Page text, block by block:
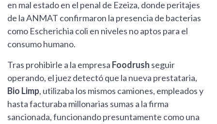
en mal estado en el penal de Ezeiza, donde peritajes
de la ANMAT confirmaron la presencia de bacterias
como Escherichia coli en niveles no aptos para el
consumo humano.
Tras prohibirle a la empresa Foodrush seguir
operando, el juez detectó que la nueva prestataria,
Bio Limp, utilizaba los mismos camiones, empleados y
hasta facturaba millonarias sumas a la firma
sancionada, funcionando presuntamente como una